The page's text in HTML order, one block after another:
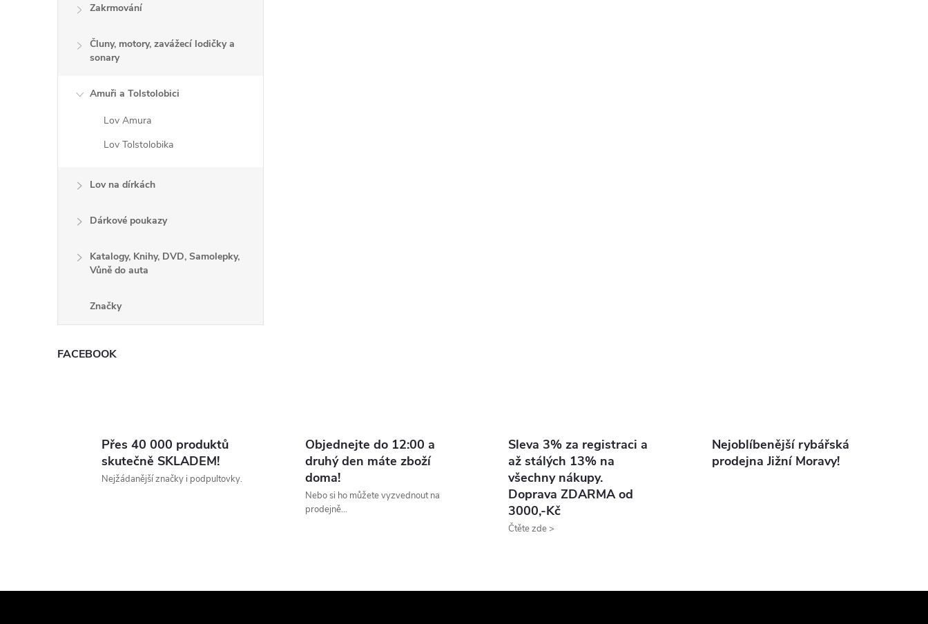
Zakrmování
Čluny, motory, zavážecí lodičky a
sonary
Amuři a Tolstolobici
Lov Amura
Lov Tolstolobika
Lov na dírkách
Dárkové poukazy
Katalogy, Knihy, DVD, Samolepky,
Vůně do auta
Značky
FACEBOOK
Přes 40 000 produktů
skutečně SKLADEM!
Nejžádanější značky i podpultovky.
Objednejte do 12:00 a
druhý den máte zboží
doma!
Nebo si ho můžete vyzvednout na
prodejně...
Sleva 3% za registraci a
až stálých 13% na
všechny nákupy.
Doprava ZDARMA od
3000,-Kč
Čtěte zde >
Nejoblíbenější rybářská
prodejna Jižní Moravy!